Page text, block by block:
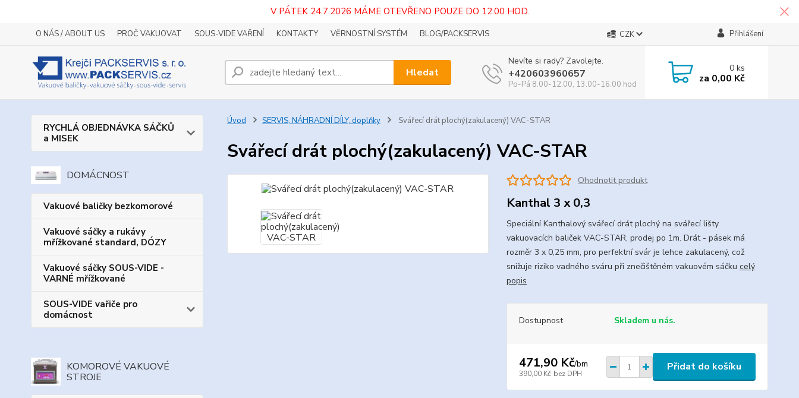
V PÁTEK 24.7.2026 MÁME OTEVŘENO POUZE DO 12.00 HOD.
O NÁS / ABOUT US PROČ VAKUOVAT SOUS-VIDE VAŘENÍ KONTAKTY VĚRNOSTNÍ SYSTÉM BLOG/PACKSERVIS CZK Přihlášení
Hledat
Nevíte si rady? Zavolejte.
+420603960657
Po-Pá 8.00-12.00, 13.00-16.00 hod
0ks
za 0,00 Kč
RYCHLÁ OBJEDNÁVKA SÁČKŮ
a MISEK
DOMÁCNOST
Vakuové baličky bezkomorové
Vakuové sáčky a rukávy
mřížkované standard, DÓZY
Vakuové sáčky SOUS-VIDE -
VARNÉ mřížkované
SOUS-VIDE vařiče pro
domácnost
KOMOROVÉ VAKUOVÉ
STROJE
Úvod SERVIS, NÁHRADNÍ DÍLY, doplňky Svářecí drát plochý(zakulacený) VAC-STAR
Svářecí drát plochý(zakulacený) VAC-STAR
Ohodnotit produkt
Kanthal 3 x 0,3
Speciální Kanthalový svářecí drát plochý na svářecí lišty
vakuovacích baliček VAC-STAR, prodej po 1m. Drát - pásek má
rozměr 3 x 0,25 mm, pro perfektní svár je lehce zakulacený, což
snižuje riziko vadného sváru při znečištěném vakuovém sáčku celý
popis
Dostupnost Skladem u nás.
471,90 Kč/bm
390,00 Kč bez DPH
Přidat do košíku